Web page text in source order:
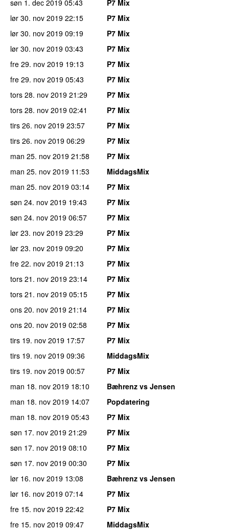
søn 1. dec 2019 05:43
P7 Mix
lør 30. nov 2019 22:15
P7 Mix
lør 30. nov 2019 09:19
P7 Mix
lør 30. nov 2019 03:43
P7 Mix
fre 29. nov 2019 19:13
P7 Mix
fre 29. nov 2019 05:43
P7 Mix
tors 28. nov 2019 21:29
P7 Mix
tors 28. nov 2019 02:41
P7 Mix
tirs 26. nov 2019 23:57
P7 Mix
tirs 26. nov 2019 06:29
P7 Mix
man 25. nov 2019 21:58
P7 Mix
man 25. nov 2019 11:53
MiddagsMix
man 25. nov 2019 03:14
P7 Mix
søn 24. nov 2019 19:43
P7 Mix
søn 24. nov 2019 06:57
P7 Mix
lør 23. nov 2019 23:29
P7 Mix
lør 23. nov 2019 09:20
P7 Mix
fre 22. nov 2019 21:13
P7 Mix
tors 21. nov 2019 23:14
P7 Mix
tors 21. nov 2019 05:15
P7 Mix
ons 20. nov 2019 21:14
P7 Mix
ons 20. nov 2019 02:58
P7 Mix
tirs 19. nov 2019 17:57
P7 Mix
tirs 19. nov 2019 09:36
MiddagsMix
tirs 19. nov 2019 00:57
P7 Mix
man 18. nov 2019 18:10
Bæhrenz vs Jensen
man 18. nov 2019 14:07
Popdatering
man 18. nov 2019 05:43
P7 Mix
søn 17. nov 2019 21:29
P7 Mix
søn 17. nov 2019 08:10
P7 Mix
søn 17. nov 2019 00:30
P7 Mix
lør 16. nov 2019 13:08
Bæhrenz vs Jensen
lør 16. nov 2019 07:14
P7 Mix
fre 15. nov 2019 22:42
P7 Mix
fre 15. nov 2019 09:47
MiddagsMix